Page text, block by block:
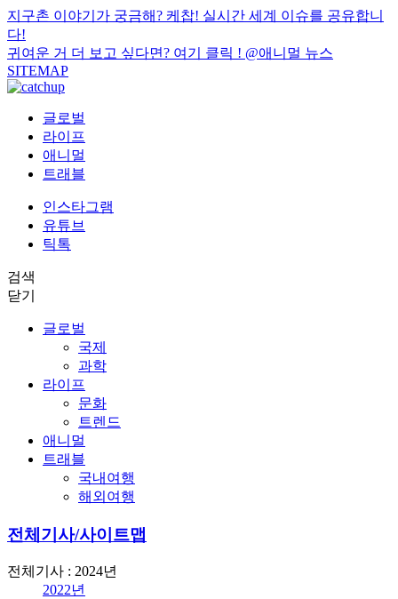
지구촌 이야기가 궁금해? 케찹! 실시간 세계 이슈를 공유합니
다!
귀여운 거 더 보고 싶다면? 여기 클릭 ! @애니멀 뉴스
SITEMAP
글로벌
라이프
애니멀
트래블
인스타그램
유튜브
틱톡
검색
닫기
글로벌
국제
과학
라이프
문화
트렌드
애니멀
트래블
국내여행
해외여행
전체기사/사이트맵
전체기사 : 2024년
2022년